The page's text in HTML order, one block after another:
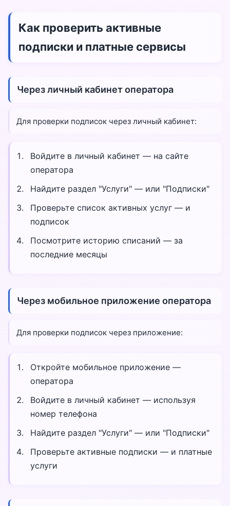
Как проверить активные
подписки и платные сервисы
Через личный кабинет оператора
Для проверки подписок через личный кабинет:
Войдите в личный кабинет — на сайте
оператора
Найдите раздел "Услуги" — или "Подписки"
Проверьте список активных услуг — и
подписок
Посмотрите историю списаний — за
последние месяцы
Через мобильное приложение оператора
Для проверки подписок через приложение:
Откройте мобильное приложение —
оператора
Войдите в личный кабинет — используя
номер телефона
Найдите раздел "Услуги" — или "Подписки"
Проверьте активные подписки — и платные
услуги